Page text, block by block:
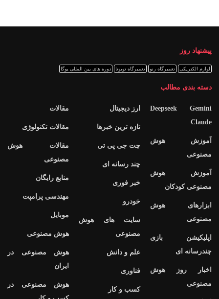
پیشنهاد روز
لوازم الکتریکی تعمیرگاه رنو تعمیرگاه تویوتا دوره های بین المللی یوگا
دسته بندی مطالب
Deepseek Gemini
Claude
آموزش هوش
مصنوعی
آموزش هوش
مصنوعی کودکان
ابزارهای هوش
مصنوعی
اپلیکیشن بازی
چندرسانه ای
اخبار روز هوش
مصنوعی
ارز دیجیتال
تازه ترین خبرها
چت جی پی تی
چند رسانه ای
خبر فوری
خودرو
سایت های هوش
مصنوعی
علم و دانش
فناوری
کسب و کار
مقالات
مقالات تکنولوژی
مقالات هوش
مصنوعی
منابع رایگان
مهندسی پرامپت
موبایل
هوش مصنوعی
هوش مصنوعی در
ایران
هوش مصنوعی در